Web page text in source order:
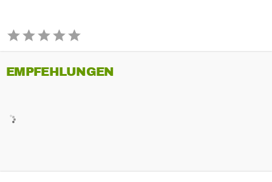
EMPFEHLUNGEN